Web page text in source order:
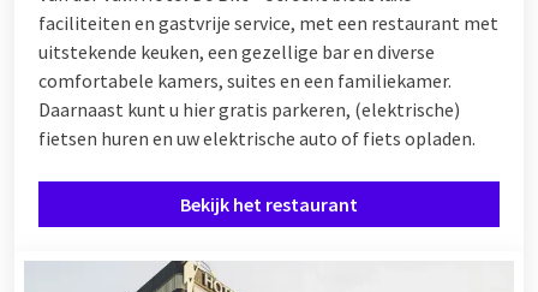
faciliteiten en gastvrije service, met een restaurant met
uitstekende keuken, een gezellige bar en diverse
comfortabele kamers, suites en een familiekamer.
Daarnaast kunt u hier gratis parkeren, (elektrische)
fietsen huren en uw elektrische auto of fiets opladen.
Bekijk het restaurant